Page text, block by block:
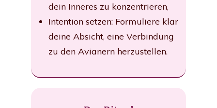
dein Inneres zu konzentrieren,
Intention setzen: Formuliere klar
deine Absicht, eine Verbindung
zu den Avianern herzustellen.